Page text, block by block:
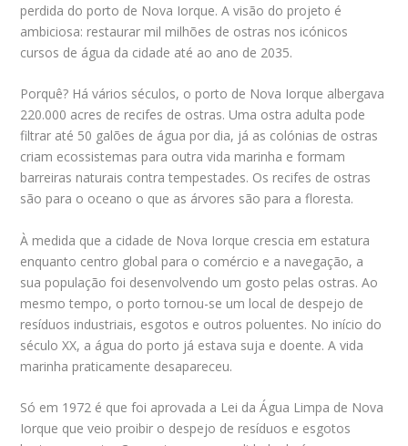
perdida do porto de Nova Iorque. A visão do projeto é
ambiciosa: restaurar mil milhões de ostras nos icónicos
cursos de água da cidade até ao ano de 2035.
Porquê? Há vários séculos, o porto de Nova Iorque albergava
220.000 acres de recifes de ostras. Uma ostra adulta pode
filtrar até 50 galões de água por dia, já as colónias de ostras
criam ecossistemas para outra vida marinha e formam
barreiras naturais contra tempestades. Os recifes de ostras
são para o oceano o que as árvores são para a floresta.
À medida que a cidade de Nova Iorque crescia em estatura
enquanto centro global para o comércio e a navegação, a
sua população foi desenvolvendo um gosto pelas ostras. Ao
mesmo tempo, o porto tornou-se um local de despejo de
resíduos industriais, esgotos e outros poluentes. No início do
século XX, a água do porto já estava suja e doente. A vida
marinha praticamente desapareceu.
Só em 1972 é que foi aprovada a Lei da Água Limpa de Nova
Iorque que veio proibir o despejo de resíduos e esgotos